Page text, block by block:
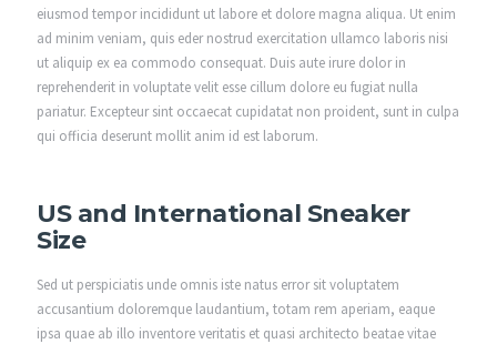
eiusmod tempor incididunt ut labore et dolore magna aliqua. Ut enim
ad minim veniam, quis eder nostrud exercitation ullamco laboris nisi
ut aliquip ex ea commodo consequat. Duis aute irure dolor in
reprehenderit in voluptate velit esse cillum dolore eu fugiat nulla
pariatur. Excepteur sint occaecat cupidatat non proident, sunt in culpa
qui officia deserunt mollit anim id est laborum.
US and International Sneaker
Size
Sed ut perspiciatis unde omnis iste natus error sit voluptatem
accusantium doloremque laudantium, totam rem aperiam, eaque
ipsa quae ab illo inventore veritatis et quasi architecto beatae vitae